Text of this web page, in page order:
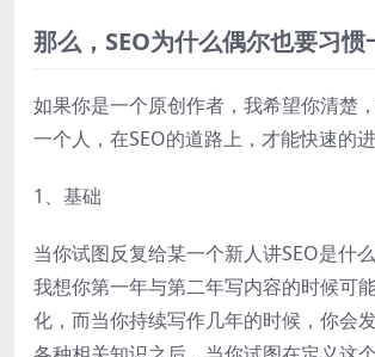
那么，SEO为什么偶尔也要习惯
如果你是一个原创作者，我希望你清楚
一个人，在SEO的道路上，才能快速的
1、基础
当你试图反复给某一个新人讲SEO是什
我想你第一年与第二年写内容的时候可
化，而当你持续写作几年的时候，你会